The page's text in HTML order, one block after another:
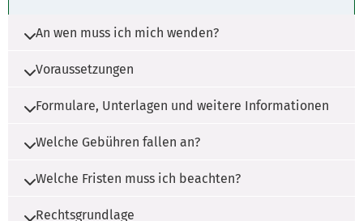
An wen muss ich mich wenden?
Die Zuständigkeit liegt bei der
"Einheitlichen Ansprechpartner" abgewickelt
Ansprechpartner" handelt es sich um ein
und des Landes für Dienstleistungserbringer.
Voraussetzungen
Rechtsanwältin/Rechtsanwalt
Antragstellung,
Formulare, Unterlagen und weitere Informationen
andere geeignete Unterlagen als
Kenntnisse, die in der Regel durch die
Welche Gebühren fallen an?
Es fallen Gebühren nach der Gebührensatzung
Welche Fristen muss ich beachten?
Rechtsgrundlage